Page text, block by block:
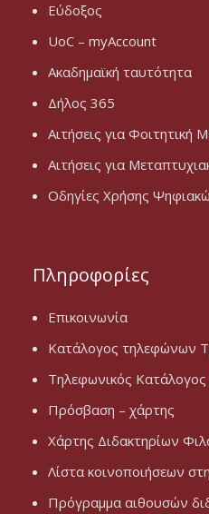
Εύδοξος
UoC – myAccount
Ακαδημαϊκή ταυτότητα
Δήλος 365
Αιτήσεις για Φοιτητική
Αιτήσεις για
Οδηγίες Χρήσης
Πληροφορίες
Επικοινωνία
Κατάλογος τηλεφώνων
Τηλεφωνικός
Πρόσβαση – χάρτης
Χάρτης Διδακτηρίων
Λίστα κοινοποιήσεων
Πρόγραμμα αιθουσών